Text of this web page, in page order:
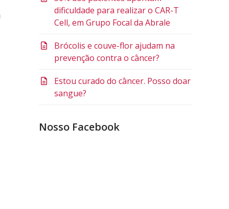
dificuldade para realizar o CAR-T
Cell, em Grupo Focal da Abrale
Brócolis e couve-flor ajudam na
prevenção contra o câncer?
Estou curado do câncer. Posso doar
sangue?
Nosso Facebook